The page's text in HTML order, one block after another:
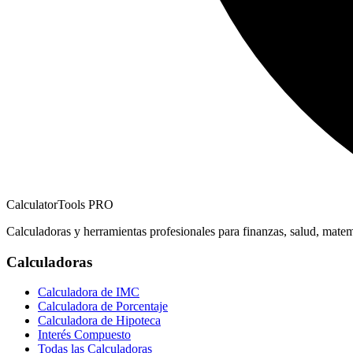
CalculatorTools PRO
Calculadoras y herramientas profesionales para finanzas, salud,
Calculadoras
Calculadora de IMC
Calculadora de Porcentaje
Calculadora de Hipoteca
Interés Compuesto
Todas las Calculadoras